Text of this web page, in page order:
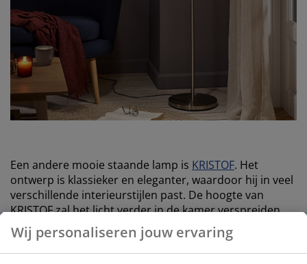
Een andere mooie staande lamp is KRISTOF. Het
ontwerp is klassieker en eleganter, waardoor hij in veel
verschillende interieurstijlen past. De hoogte van
KRISTOF zal het licht verder in de kamer verspreiden.
Gebruik hem als aanvulling op de plafondlamp. Perfect
naast je favoriete leesplek!
Wij personaliseren jouw ervaring